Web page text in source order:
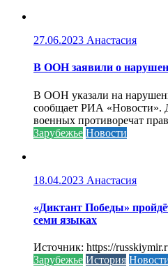
27.06.2023 Анастасия
В ООН заявили о
В ООН указали на
сообщает РИА «Новости».
военных противоречат
Зарубежье Новости
18.04.2023 Анастасия
«Диктант Победы»
семи языках
Источник: https://
Зарубежье История